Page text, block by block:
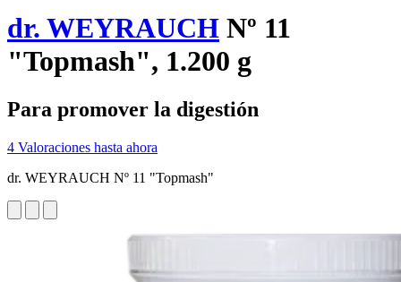
dr. WEYRAUCH Nº 11
"Topmash", 1.200 g
Para promover la digestión
4 Valoraciones hasta ahora
dr. WEYRAUCH Nº 11 "Topmash"